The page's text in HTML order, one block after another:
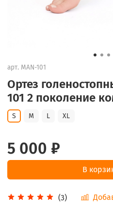
арт. MAN-101
Ортез
101 2 поколение
(3)
S M L XL
5 000 ₽
В